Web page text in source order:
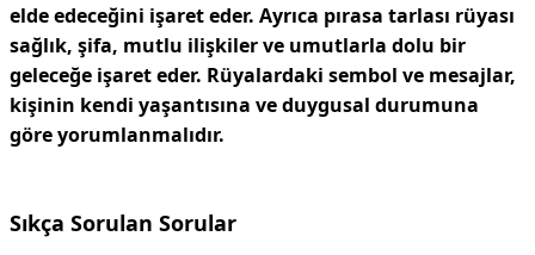
elde edeceğini işaret eder. Ayrıca pırasa tarlası rüyası
sağlık, şifa, mutlu ilişkiler ve umutlarla dolu bir
geleceğe işaret eder. Rüyalardaki sembol ve mesajlar,
kişinin kendi yaşantısına ve duygusal durumuna
göre yorumlanmalıdır.
Sıkça Sorulan Sorular